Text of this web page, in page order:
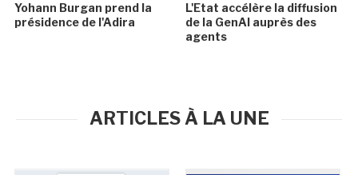
Yohann Burgan prend la
présidence de l'Adira
L'Etat accélère la diffusion
de la GenAI auprès des
agents
ARTICLES À LA UNE